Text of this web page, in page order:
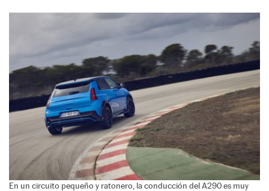
En un circuito pequeño y ratonero, la conducción del A290 es muy